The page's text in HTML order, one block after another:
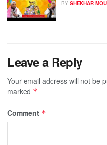
BY SHEKHAR
Leave a Reply
Your email address will not be
marked *
Comment *